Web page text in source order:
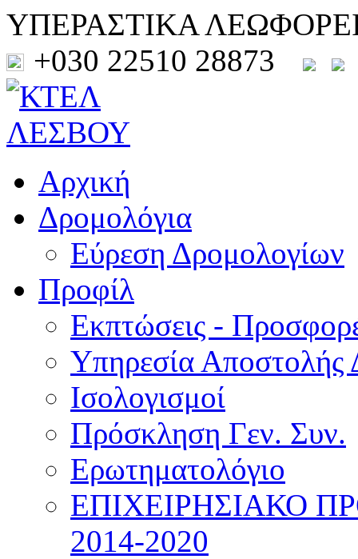
ΥΠΕΡΑΣΤΙΚΑ
+030 22510 28873
Αρχική
Δρομολόγια
Εύρεση Δρομολογίων
Προφίλ
Εκπτώσεις -
Υπηρεσία Αποστολής
Ισολογισμοί
Πρόσκληση Γεν. Συν.
Ερωτηματολόγιο
ΕΠΙΧΕΙΡΗΣΙΑΚΟ
2014-2020